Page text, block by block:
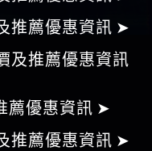
推薦優惠資訊 ➤
及推薦優惠資訊
薦優惠資訊 ➤
推薦優惠資訊 ➤